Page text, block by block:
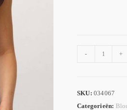
- +
SKU: 034067
Categorieën: